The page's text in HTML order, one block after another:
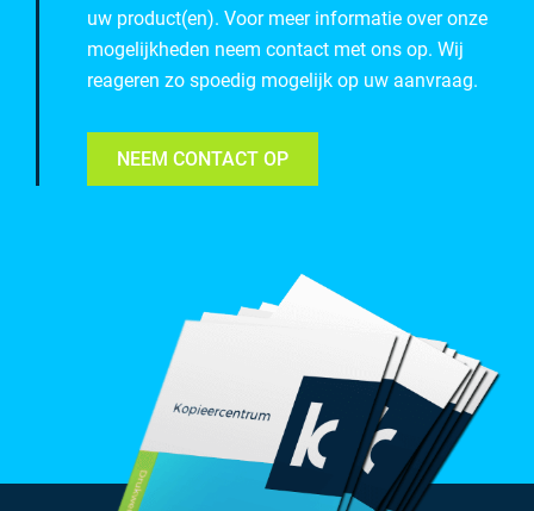
uw product(en). Voor meer informatie over onze
mogelijkheden neem contact met ons op. Wij
reageren zo spoedig mogelijk op uw aanvraag.
NEEM CONTACT OP